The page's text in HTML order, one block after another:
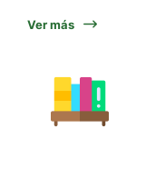
Ver más